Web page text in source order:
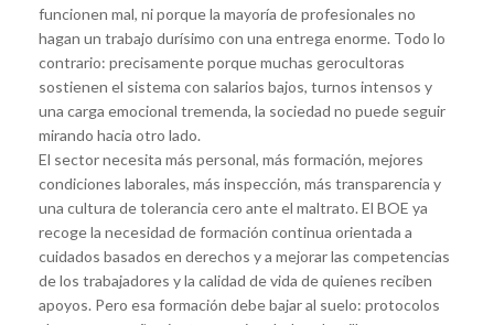
funcionen mal, ni porque la mayoría de profesionales no
hagan un trabajo durísimo con una entrega enorme. Todo lo
contrario: precisamente porque muchas gerocultoras
sostienen el sistema con salarios bajos, turnos intensos y
una carga emocional tremenda, la sociedad no puede seguir
mirando hacia otro lado.
El sector necesita más personal, más formación, mejores
condiciones laborales, más inspección, más transparencia y
una cultura de tolerancia cero ante el maltrato. El BOE ya
recoge la necesidad de formación continua orientada a
cuidados basados en derechos y a mejorar las competencias
de los trabajadores y la calidad de vida de quienes reciben
apoyos. Pero esa formación debe bajar al suelo: protocolos